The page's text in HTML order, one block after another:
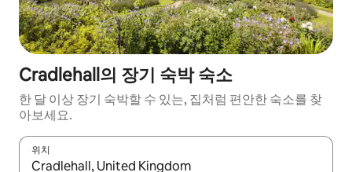
Cradlehall의 장기 숙박 숙소
한 달 이상 장기 숙박할 수 있는, 집처럼 편안한 숙소를 찾
아보세요.
위치
결과가 나오면 위·아래 화살표 키를 사용하거나 터치 또는 스와이